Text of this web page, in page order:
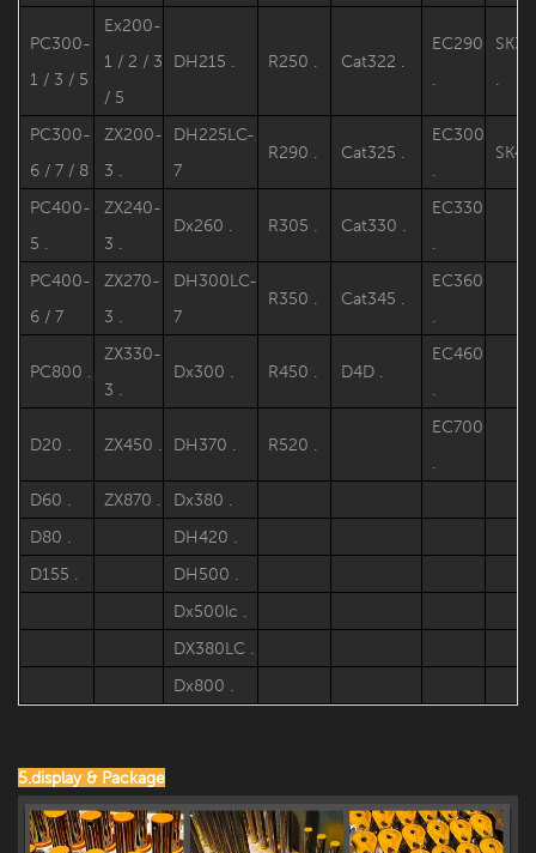
PC300-
1 / 3 / 5
Ex200-
1 / 2 / 3
/ 5
DH215 . R250 . Cat322 .
EC290
.
.
PC300-
6 / 7 / 8
ZX200-
3 .
DH225LC-
7
R290 . Cat325 .
EC300
.
PC400-
5 .
ZX240-
3 .
Dx260 . R305 . Cat330 .
EC330
.
PC400-
6 / 7
ZX270-
3 .
DH300LC-
7
R350 . Cat345 .
EC360
.
PC800 .
ZX330-
3 .
Dx300 . R450 . D4D .
EC460
.
D20 . ZX450 . DH370 . R520 .
EC700
.
D60 .
ZX870 .
Dx380 .
D80 .
DH420 .
D155 .
DH500 .
Dx500lc .
DX380LC .
Dx800 .
5.display & Package